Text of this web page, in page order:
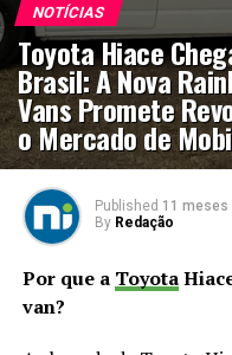
NOTÍCIAS
Toyota Hiace
Brasil: A Nova
Vans Promete
o Mercado de
Published 11 meses
By Redação
Por que a Toyota
van?